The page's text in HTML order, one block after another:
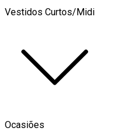
Vestidos Curtos/Midi
Ocasiões